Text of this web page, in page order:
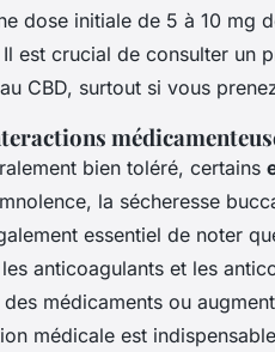
dose initiale de 5 à 10 mg
est crucial de consulter un
CBD, surtout si vous
bien toléré, certains
la sécheresse
essentiel de noter
anticoagulants et les
médicaments ou
médicale est